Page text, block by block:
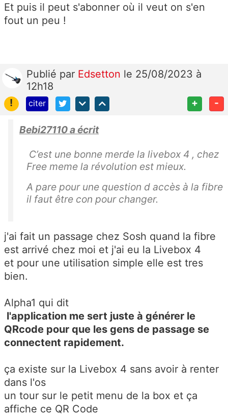
Et puis il peut s'abonner où il veut on s'en
fout un peu !
Publié par Edsetton le 25/08/2023 à
12h18
!
citer + -
Bebi27110 a écrit
C’est une bonne merde la livebox 4 , chez
Free meme la révolution est mieux.
A pare pour une question d accès à la fibre
il faut être con pour changer.
j'ai fait un passage chez Sosh quand la fibre
est arrivé chez moi et j'ai eu la Livebox 4
et pour une utilisation simple elle est tres
bien.
Alpha1 qui dit
l'application me sert juste à générer le
QRcode pour que les gens de passage se
connectent rapidement.
ça existe sur la Livebox 4 sans avoir à renter
dans l'os
un tour sur le petit menu de la box et ça
affiche ce QR Code